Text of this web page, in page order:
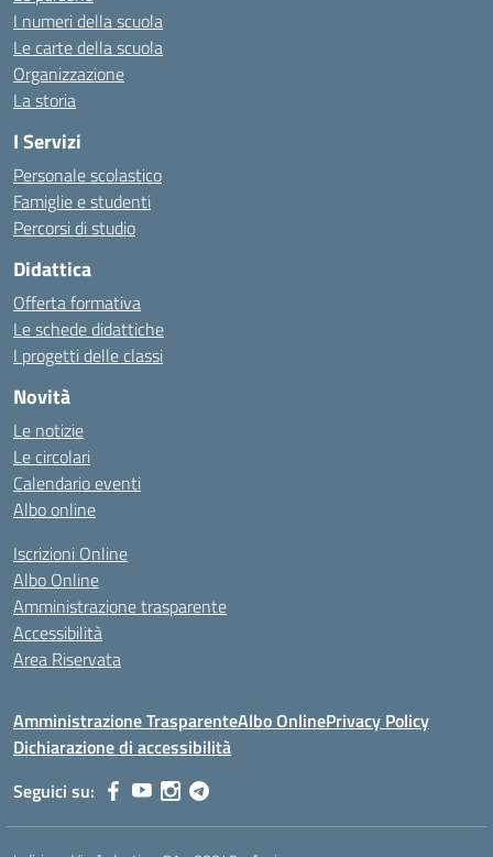
I numeri della scuola
Le carte della scuola
Organizzazione
La storia
I Servizi
Personale scolastico
Famiglie e studenti
Percorsi di studio
Didattica
Offerta formativa
Le schede didattiche
I progetti delle classi
Novità
Le notizie
Le circolari
Calendario eventi
Albo online
Iscrizioni Online
Albo Online
Amministrazione trasparente
Accessibilità
Area Riservata
Amministrazione TrasparenteAlbo OnlinePrivacy Policy
Dichiarazione di accessibilità
Seguici su: